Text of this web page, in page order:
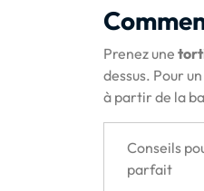
Prenez une
dessus. Pour un
à partir de la
Conseils
parfait